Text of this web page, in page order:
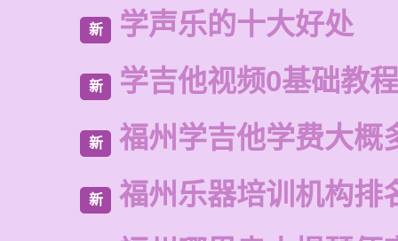
新 学声乐的十大好处
新 学吉他视频0基础教
新 福州学吉他学费大概
新
福州乐器培训机构排